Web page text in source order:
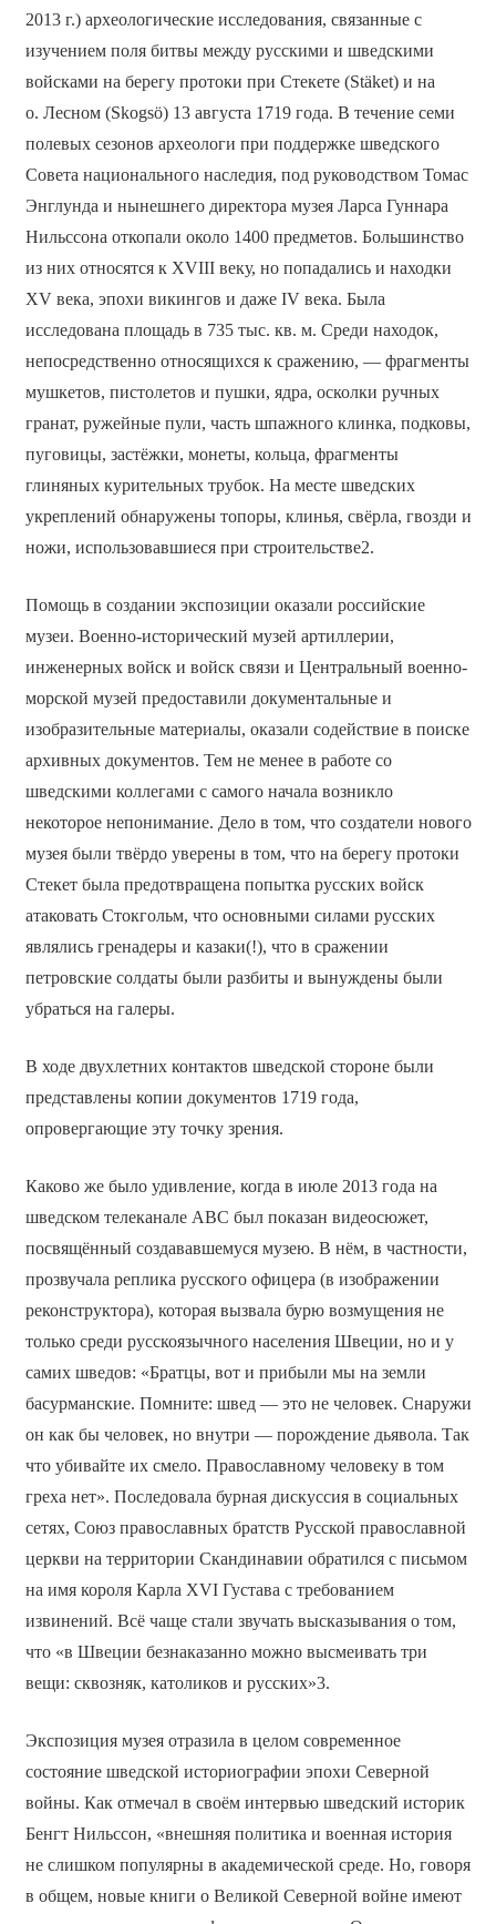
2013 г.) археологические исследования, связанные с
изучением поля битвы между русскими и шведскими
войсками на берегу протоки при Стекете (Stäket) и на
о. Лесном (Skogsö) 13 августа 1719 года. В течение семи
полевых сезонов археологи при поддержке шведского
Совета национального наследия, под руководством Томас
Энглунда и нынешнего директора музея Ларса Гуннара
Нильссона откопали около 1400 предметов. Большинство
из них относятся к XVIII веку, но попадались и находки
XV века, эпохи викингов и даже IV века. Была
исследована площадь в 735 тыс. кв. м. Среди находок,
непосредственно относящихся к сражению, — фрагменты
мушкетов, пистолетов и пушки, ядра, осколки ручных
гранат, ружейные пули, часть шпажного клинка, подковы,
пуговицы, застёжки, монеты, кольца, фрагменты
глиняных курительных трубок. На месте шведских
укреплений обнаружены топоры, клинья, свёрла, гвозди и
ножи, использовавшиеся при строительстве2.
Помощь в создании экспозиции оказали российские
музеи. Военно-исторический музей артиллерии,
инженерных войск и войск связи и Центральный военно-
морской музей предоставили документальные и
изобразительные материалы, оказали содействие в поиске
архивных документов. Тем не менее в работе со
шведскими коллегами с самого начала возникло
некоторое непонимание. Дело в том, что создатели нового
музея были твёрдо уверены в том, что на берегу протоки
Стекет была предотвращена попытка русских войск
атаковать Стокгольм, что основными силами русских
являлись гренадеры и казаки(!), что в сражении
петровские солдаты были разбиты и вынуждены были
убраться на галеры.
В ходе двухлетних контактов шведской стороне были
представлены копии документов 1719 года,
опровергающие эту точку зрения.
Каково же было удивление, когда в июле 2013 года на
шведском телеканале АВС был показан видеосюжет,
посвящённый создававшемуся музею. В нём, в частности,
прозвучала реплика русского офицера (в изображении
реконструктора), которая вызвала бурю возмущения не
только среди русскоязычного населения Швеции, но и у
самих шведов: «Братцы, вот и прибыли мы на земли
басурманские. Помните: швед — это не человек. Снаружи
он как бы человек, но внутри — порождение дьявола. Так
что убивайте их смело. Православному человеку в том
греха нет». Последовала бурная дискуссия в социальных
сетях, Союз православных братств Русской православной
церкви на территории Скандинавии обратился с письмом
на имя короля Карла XVI Густава с требованием
извинений. Всё чаще стали звучать высказывания о том,
что «в Швеции безнаказанно можно высмеивать три
вещи: сквозняк, католиков и русских»3.
Экспозиция музея отразила в целом современное
состояние шведской историографии эпохи Северной
войны. Как отмечал в своём интервью шведский историк
Бенгт Нильссон, «внешняя политика и военная история
не слишком популярны в академической среде. Но, говоря
в общем, новые книги о Великой Северной войне имеют